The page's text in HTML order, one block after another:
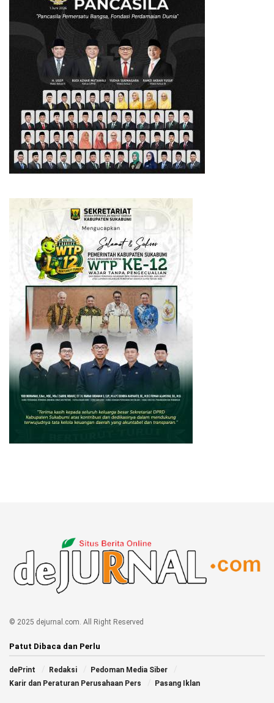
© 2025 dejurnal.com. All Right Reserved
Patut Dibaca dan Perlu
dePrint Redaksi
Pedoman Media Siber
Karir dan Peraturan Perusahaan Pers
Pasang Iklan